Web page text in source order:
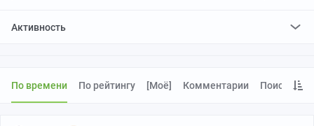
Активность
По времени По рейтингу [моё] Комментарии Поиск